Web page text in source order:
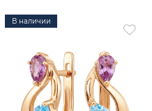
В наличии